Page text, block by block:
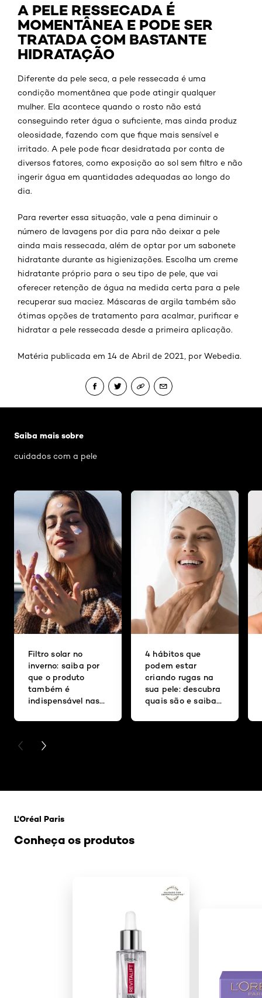
A PELE RESSECADA É
MOMENTÂNEA E PODE SER
TRATADA COM BASTANTE
HIDRATAÇÃO
Diferente da pele seca, a pele ressecada é uma
condição momentânea que pode atingir qualquer
mulher. Ela acontece quando o rosto não está
conseguindo reter água o suficiente, mas ainda produz
oleosidade, fazendo com que fique mais sensível e
irritado. A pele pode ficar desidratada por conta de
diversos fatores, como exposição ao sol sem filtro e não
ingerir água em quantidades adequadas ao longo do
dia.
Para reverter essa situação, vale a pena diminuir o
número de lavagens por dia para não deixar a pele
ainda mais ressecada, além de optar por um sabonete
hidratante durante as higienizações. Escolha um creme
hidratante próprio para o seu tipo de pele, que vai
oferecer retenção de água na medida certa para a pele
recuperar sua maciez. Máscaras de argila também são
ótimas opções de tratamento para acalmar, purificar e
hidratar a pele ressecada desde a primeira aplicação.
Matéria publicada em 14 de Abril de 2021, por Webedia.
Saiba mais sobre
cuidados com a pele
Filtro solar no
inverno: saiba por
que o produto
também é
indispensável nas
frias
4 hábitos que
podem estar
criando rugas na
sua pele: descubra
quais são e saiba
PREVIOUS CARD
NEXT CARD
Conheça os produtos
L'Oréal Paris